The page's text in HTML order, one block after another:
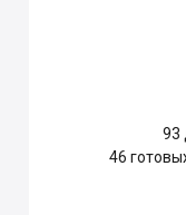
93
46